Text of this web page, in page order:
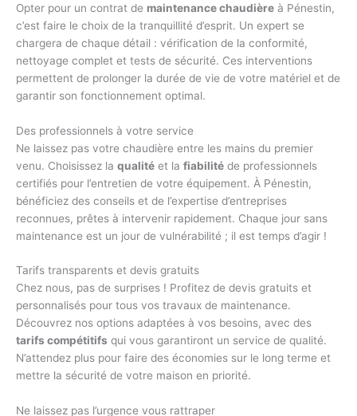
Opter pour un contrat de maintenance chaudière à Pénestin,
c’est faire le choix de la tranquillité d’esprit. Un expert se
chargera de chaque détail : vérification de la conformité,
nettoyage complet et tests de sécurité. Ces interventions
permettent de prolonger la durée de vie de votre matériel et de
garantir son fonctionnement optimal.
Des professionnels à votre service
Ne laissez pas votre chaudière entre les mains du premier
venu. Choisissez la qualité et la fiabilité de professionnels
certifiés pour l’entretien de votre équipement. À Pénestin,
bénéficiez des conseils et de l’expertise d’entreprises
reconnues, prêtes à intervenir rapidement. Chaque jour sans
maintenance est un jour de vulnérabilité ; il est temps d’agir !
Tarifs transparents et devis gratuits
Chez nous, pas de surprises ! Profitez de devis gratuits et
personnalisés pour tous vos travaux de maintenance.
Découvrez nos options adaptées à vos besoins, avec des
tarifs compétitifs qui vous garantiront un service de qualité.
N’attendez plus pour faire des économies sur le long terme et
mettre la sécurité de votre maison en priorité.
Ne laissez pas l’urgence vous rattraper